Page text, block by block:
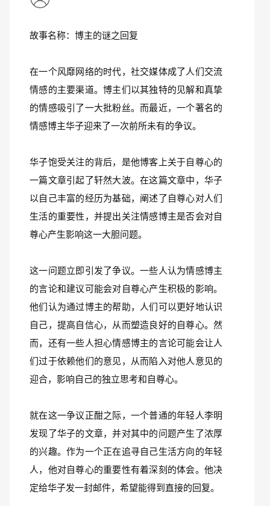
故事名称：博主的谜之回复
在一个风靡网络的时代，社交媒体成了人们交流
情感的主要渠道。博主们以其独特的见解和真挚
的情感吸引了一大批粉丝。而最近，一个著名的
情感博主华子迎来了一次前所未有的争议。
华子饱受关注的背后，是他博客上关于自尊心的
一篇文章引起了轩然大波。在这篇文章中，华子
以自己丰富的经历为基础，阐述了自尊心对人们
生活的重要性，并提出关注情感博主是否会对自
尊心产生影响这一大胆问题。
这一问题立即引发了争议。一些人认为情感博主
的言论和建议可能会对自尊心产生积极的影响。
他们认为通过博主的帮助，人们可以更好地认识
自己，提高自信心，从而塑造良好的自尊心。然
而，还有一些人担心情感博主的言论可能会让人
们过于依赖他们的意见，从而陷入对他人意见的
迎合，影响自己的独立思考和自尊心。
就在这一争议正酣之际，一个普通的年轻人李明
发现了华子的文章，并对其中的问题产生了浓厚
的兴趣。作为一个正在追寻自己生活方向的年轻
人，他对自尊心的重要性有着深刻的体会。他决
定给华子发一封邮件，希望能得到直接的回复。